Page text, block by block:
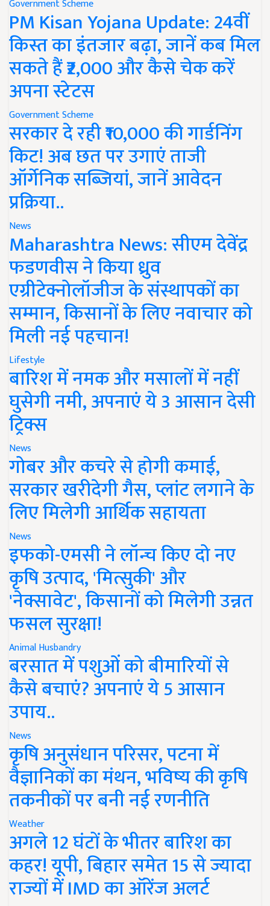
Government Scheme
PM Kisan Yojana Update: 24वीं
किस्त का इंतजार बढ़ा, जानें कब मिल
सकते हैं ₹2,000 और कैसे चेक करें
अपना स्टेटस
Government Scheme
सरकार दे रही ₹10,000 की गार्डनिंग
किट! अब छत पर उगाएं ताजी
ऑर्गेनिक सब्जियां, जानें आवेदन
प्रक्रिया..
News
Maharashtra News: सीएम देवेंद्र
फडणवीस ने किया ध्रुव
एग्रीटेक्नोलॉजीज के संस्थापकों का
सम्मान, किसानों के लिए नवाचार को
मिली नई पहचान!
Lifestyle
बारिश में नमक और मसालों में नहीं
घुसेगी नमी, अपनाएं ये 3 आसान देसी
ट्रिक्स
News
गोबर और कचरे से होगी कमाई,
सरकार खरीदेगी गैस, प्लांट लगाने के
लिए मिलेगी आर्थिक सहायता
News
इफको-एमसी ने लॉन्च किए दो नए
कृषि उत्पाद, 'मित्सुकी' और
'नेक्सावेट', किसानों को मिलेगी उन्नत
फसल सुरक्षा!
Animal Husbandry
बरसात में पशुओं को बीमारियों से
कैसे बचाएं? अपनाएं ये 5 आसान
उपाय..
News
कृषि अनुसंधान परिसर, पटना में
वैज्ञानिकों का मंथन, भविष्य की कृषि
तकनीकों पर बनी नई रणनीति
Weather
अगले 12 घंटों के भीतर बारिश का
कहर! यूपी, बिहार समेत 15 से ज्यादा
राज्यों में IMD का ऑरेंज अलर्ट